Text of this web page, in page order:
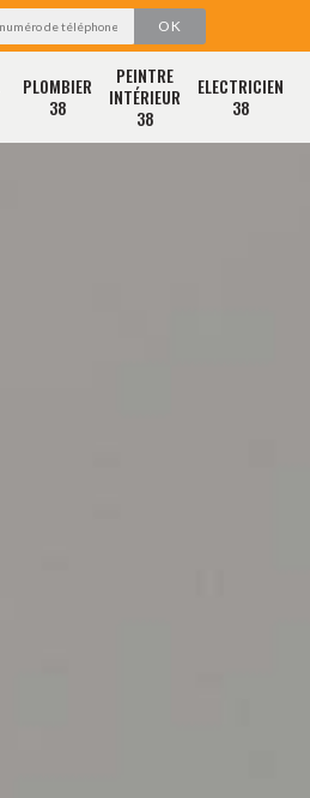
PLOMBIER
38
PEINTRE
INTÉRIEUR
38
ELECTRICIEN
38